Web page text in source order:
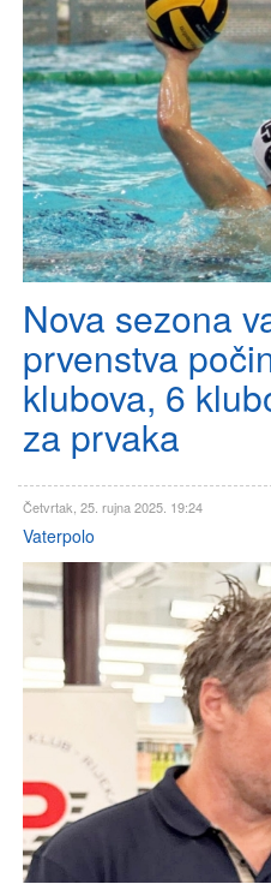
Nova sezona
prvenstva
klubova, 6
za prvaka
Četvrtak, 25. rujna 2025. 19:24
Vaterpolo